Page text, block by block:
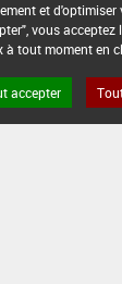
ENTRE
L'USAGE :
et d'optimiser
vous
à tout moment en
accepter